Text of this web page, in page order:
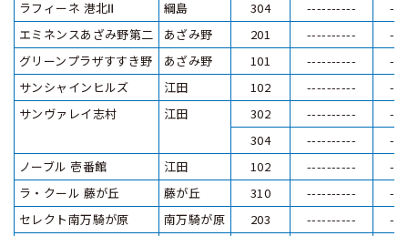
ラフィーネ 港北Ⅱ
綱島 304 ----------
エミネンスあざみ野第二
あざみ野 201 ----------
グリーンプラザすすき野
あざみ野 101 ----------
サンシャインヒルズ
江田 102 ----------
サンヴァレイ志村
江田 302 ----------
304
----------
ノーブル 壱番館
江田 102 ----------
ラ・クール 藤が丘
藤が丘 310 ----------
セレクト南万騎が原
南万騎が原 203 ----------